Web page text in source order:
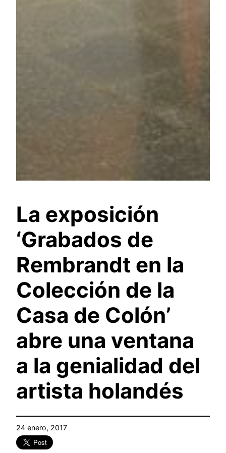
La exposición
‘Grabados de
Rembrandt en la
Colección de la
Casa de Colón’
abre una ventana
a la genialidad del
artista holandés
24 enero, 2017